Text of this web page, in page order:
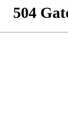
504